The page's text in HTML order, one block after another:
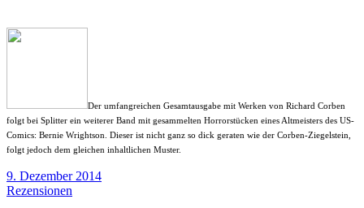
Der umfangreichen Gesamtausgabe mit Werken von Richard Corben
folgt bei Splitter ein weiterer Band mit gesammelten Horrorstücken eines Altmeisters des US-
Comics: Bernie Wrightson. Dieser ist nicht ganz so dick geraten wie der Corben-Ziegelstein,
folgt jedoch dem gleichen inhaltlichen Muster.
9. Dezember 2014
Rezensionen